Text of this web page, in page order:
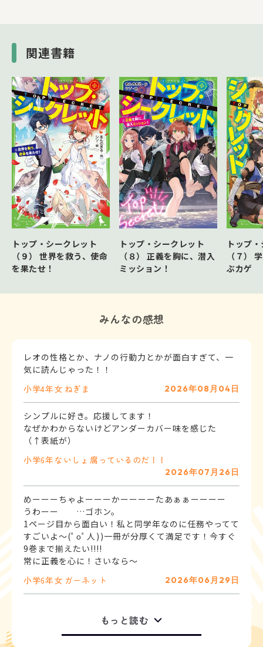
関連書籍
トップ・シークレット
（９） 世界を救う、使命
を果たせ！
トップ・シークレット
（８） 正義を胸に、潜入
ミッション！
トップ
（７）
ぶカゲ
みんなの感想
レオの性格とか、ナノの行動力とかが面白すぎて、一
気に読んじゃった！！
小学4年女 ねぎま 2026年08月04日
シンプルに好き。応援してます！
なぜかわからないけどアンダーカバー味を感じた
（↑表紙が）
小学6年 ないしょ 腐っているのだ！！
2026年07月26日
めーーーちゃよーーーかーーーーたあぁぁーーーー
うわーー …ゴホン。
1ページ目から面白い！私と同学年なのに任務やってて
すごいよ〜(ﾟ⁠οﾟ⁠人⁠)⁠)一冊が分厚くて満足です！今すぐ
9巻まで揃えたい!!!!
常に正義を心に！さいなら〜
小学6年女 ガーネット 2026年06月29日
もっと読む